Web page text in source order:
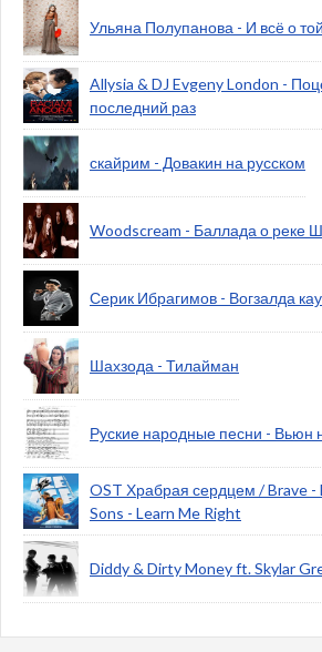
Ульяна Полупанова - И всё о
Allysia & DJ Evgeny London -
последний раз
скайрим - Довакин на русском
Woodscream - Баллада о реке
Серик Ибрагимов - Вогзалда
Шахзода - Тилайман
Руские народные песни - Вьюн
OST Храбрая сердцем / Brave
Sons - Learn Me Right
Diddy & Dirty Money ft. Skylar